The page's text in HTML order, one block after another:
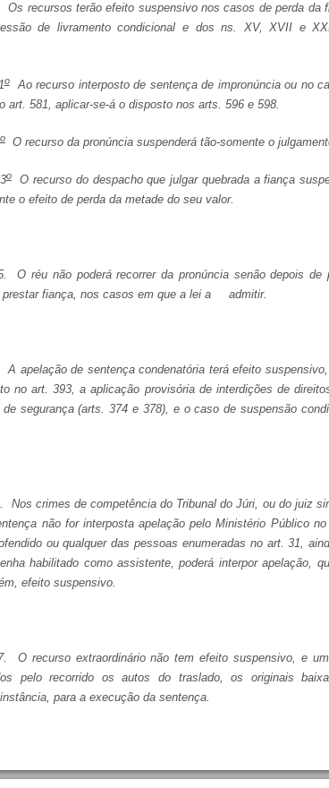
Os recursos terão efeito suspensivo nos casos de perda da
de livramento condicional e dos ns. XV, XVII e
oAo recurso interposto de sentença de impronúncia ou no
art. 581, aplicar-se-á o disposto nos arts. 596 e 598.
o O recurso da pronúncia suspenderá tão-somente o
oO recurso do despacho que julgar quebrada a fiança
o efeito de perda da metade do seu valor.
O réu não poderá recorrer da pronúncia senão depois de
prestar fiança, nos casos em que a lei a admitir.
A apelação de sentença condenatória terá efeito
no art. 393, a aplicação provisória de interdições de
de segurança (arts. 374 e 378), e o caso de suspensão
Nos crimes de competência do Tribunal do Júri, ou do juiz
não for interposta apelação pelo Ministério Público no
ou qualquer das pessoas enumeradas no art. 31,
habilitado como assistente, poderá interpor apelação,
efeito suspensivo.
O recurso extraordinário não tem efeito suspensivo, e
pelo recorrido os autos do traslado, os originais
para a execução da sentença.